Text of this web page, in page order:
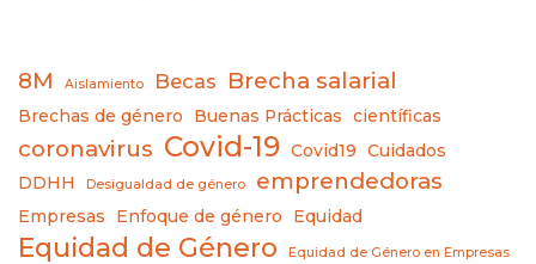
8M Aislamiento Becas Brecha salarial
Brechas de género Buenas Prácticas científicas
coronavirus Covid-19 Covid19
Cuidados
DDHH
Desigualdad de género emprendedoras
Empresas Enfoque de género Equidad
Equidad de Género Equidad de Género en Empresas